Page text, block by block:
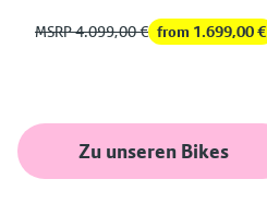
MSRP 4.099,00 € from 1.699,00 €
Zu unseren Bikes